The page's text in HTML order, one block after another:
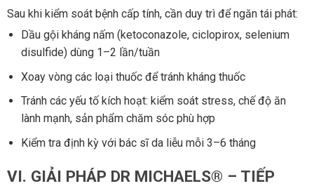
Sau khi kiểm soát bệnh cấp tính, cần duy trì để ngăn tái phát:
Dầu gội kháng nấm (ketoconazole, ciclopirox, selenium
disulfide) dùng 1–2 lần/tuần
Xoay vòng các loại thuốc để tránh kháng thuốc
Tránh các yếu tố kích hoạt: kiểm soát stress, chế độ ăn
lành mạnh, sản phẩm chăm sóc phù hợp
Kiểm tra định kỳ với bác sĩ da liễu mỗi 3–6 tháng
VI. GIẢI PHÁP DR MICHAELS® – TIẾP